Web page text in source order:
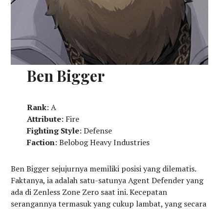
Ben Bigger
Rank: A
Attribute: Fire
Fighting Style: Defense
Faction: Belobog Heavy Industries
Ben Bigger sejujurnya memiliki posisi yang dilematis.
Faktanya, ia adalah satu-satunya Agent Defender yang
ada di Zenless Zone Zero saat ini. Kecepatan
serangannya termasuk yang cukup lambat, yang secara